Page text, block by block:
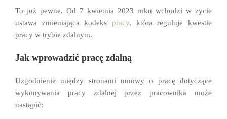
To już pewne. Od 7 kwietnia 2023 roku wchodzi w życie
ustawa zmieniająca kodeks pracy, która reguluje kwestie
pracy w trybie zdalnym.
Jak wprowadzić pracę zdalną
Uzgodnienie między stronami umowy o pracę dotyczące
wykonywania pracy zdalnej przez pracownika może
nastąpić: